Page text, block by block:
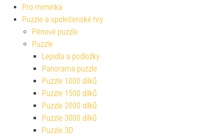
Pro miminka
Puzzle a společenské hry
Pěnové puzzle
Puzzle
Lepidla a podložky
Panorama puzzle
Puzzle 1000 dílků
Puzzle 1500 dílků
Puzzle 2000 dílků
Puzzle 3000 dílků
Puzzle 3D